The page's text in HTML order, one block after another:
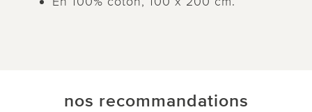
nos recommandations